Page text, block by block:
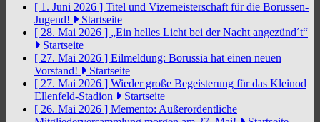
[ 1. Juni 2026 ] Titel und Vizemeisterschaft für die Borussen-
Jugend!
Startseite
[ 28. Mai 2026 ] „Ein helles Licht bei der Nacht angezünd´t“
Startseite
[ 27. Mai 2026 ] Eilmeldung: Borussia hat einen neuen
Vorstand!
Startseite
[ 27. Mai 2026 ] Wieder große Begeisterung für das Kleinod
Ellenfeld-Stadion
Startseite
[ 26. Mai 2026 ] Memento: Außerordentliche